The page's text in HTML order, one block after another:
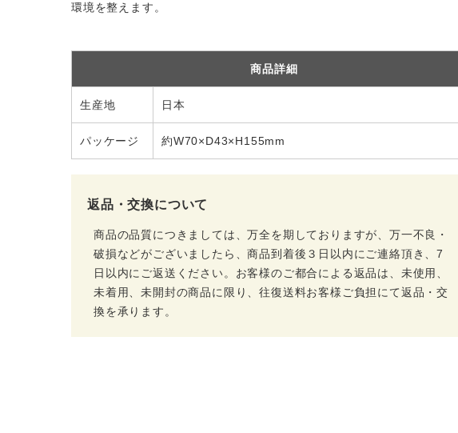
環境を整えます。
商品詳細
生産地 日本
パッケージ 約W70×D43×H155mm
返品・交換について
商品の品質につきましては、万全を期しておりますが、万一不良・
破損などがございましたら、商品到着後３日以内にご連絡頂き、7
日以内にご返送ください。お客様のご都合による返品は、未使用、
未着用、未開封の商品に限り、往復送料お客様ご負担にて返品・交
換を承ります。